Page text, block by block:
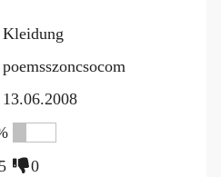
Kleidung
poemsszoncsocom
13.06.2008
5 0